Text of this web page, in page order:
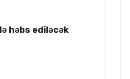
həbs ediləcək